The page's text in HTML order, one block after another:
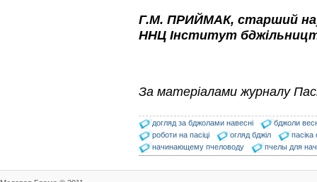
Г.М. ПРИЙМАК, старший
ННЦ Інститут
За матеріалами журналу
догляд за бджолами навесні
бджоли
роботи на пасіці
огляд бджіл
пасіка
начинающему пчеловоду
пчелы для